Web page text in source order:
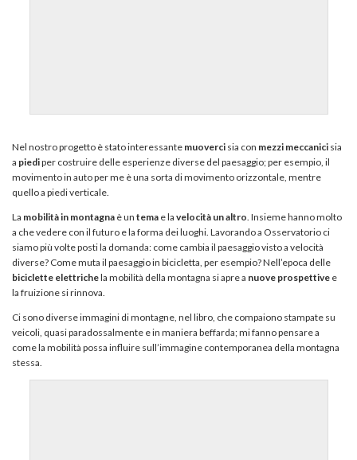
Nel nostro progetto è stato interessante muoverci sia con mezzi meccanici sia
a piediper costruire delle esperienze diverse del paesaggio; per esempio, il
movimento in auto per me è una sorta di movimento orizzontale, mentre
quello a piedi verticale.
La mobilità in montagna è un tema e la velocità un altro . Insieme hanno molto
a che vedere con il futuro e la forma dei luoghi. Lavorando a Osservatorio ci
siamo più volte posti la domanda: come cambia il paesaggio visto a velocità
diverse? Come muta il paesaggio in bicicletta, per esempio? Nell’epoca delle
biciclette elettrichela mobilità della montagna si apre a nuove prospettive e
la fruizione si rinnova.
Ci sono diverse immagini di montagne, nel libro, che compaiono stampate su
veicoli, quasi paradossalmente e in maniera beffarda; mi fanno pensare a
come la mobilità possa influire sull’immagine contemporanea della montagna
stessa.